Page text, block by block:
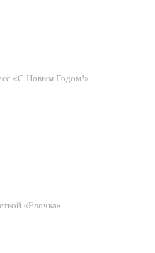
«С Новым Годом!»
«Елочка»